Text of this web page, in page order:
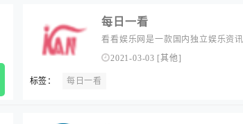
每日一看
看看娱乐网是一款国内独立娱乐资
人穿搭，全方位解读、多角度捕捉
2021-03-03 [其他]
标签： 每日一看